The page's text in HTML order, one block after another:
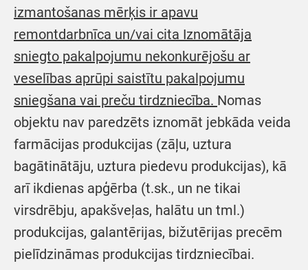
izmantošanas mērķis ir apavu
remontdarbnīca un/vai cita Iznomātāja
sniegto pakalpojumu nekonkurējošu ar
veselības aprūpi saistītu pakalpojumu
sniegšana vai preču tirdzniecība. Nomas
objektu nav paredzēts iznomāt jebkāda veida
farmācijas produkcijas (zāļu, uztura
bagātinātāju, uztura piedevu produkcijas), kā
arī ikdienas apģērba (t.sk., un ne tikai
virsdrēbju, apakšveļas, halātu un tml.)
produkcijas, galantērijas, bižutērijas precēm
pielīdzināmas produkcijas tirdzniecībai.